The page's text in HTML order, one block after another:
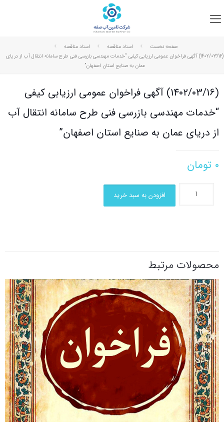
صفحه نخست اسناد مناقصه
اسناد مناقصه
(1402/03/16) آگهی فراخوان عمومی ارزیابی کیفی “خدمات مهندسی بازرسی فنی طرح سامانه انتقال آب از دریای
عمان به صنایع استان اصفهان”
(1402/03/16) آگهی فراخوان عمومی ارزیابی کیفی
“خدمات مهندسی بازرسی فنی طرح سامانه انتقال آب
از دریای عمان به صنایع استان اصفهان”
۰ تومان
افزودن به سبد خرید
محصولات مرتبط